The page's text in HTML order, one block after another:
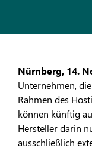
Nürnberg, 14.
Unternehmen,
Rahmen des
können künftig
Hersteller darin
ausschließlich